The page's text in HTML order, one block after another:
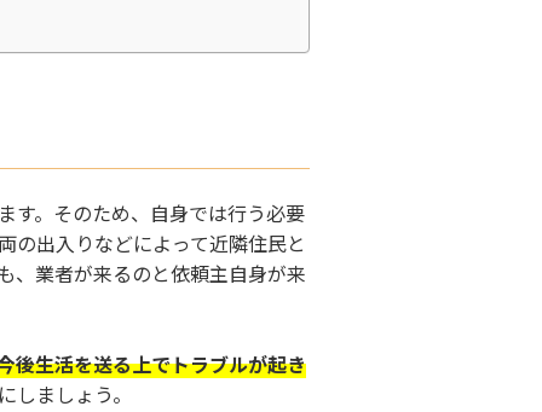
す。そのため、自身では行う必要
の出入りなどによって近隣住民と
、業者が来るのと依頼主自身が来
後生活を送る上でトラブルが起き
ましょう。